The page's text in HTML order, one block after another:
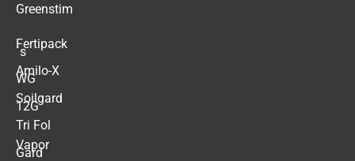
Greenstim
Fertipack
´s
Amilo-X
WG
Soilgard
12G
Tri Fol
Vapor
Gard